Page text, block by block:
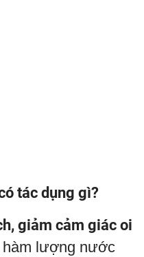
tác dụng gì?
giảm cảm giác oi
lượng nước